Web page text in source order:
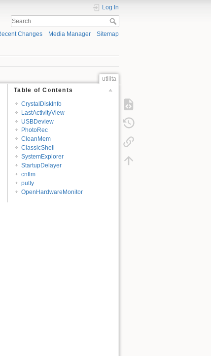
Log In
Changes Media Manager Sitemap
utilita
Table of Contents
CrystalDiskInfo
LastActivityView
USBDeview
PhotoRec
CleanMem
ClassicShell
SystemExplorer
StartupDelayer
cntlm
putty
OpenHardwareMonitor